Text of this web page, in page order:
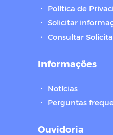
・ Política de
・ Solicitar
・ Consultar
Informações
・ Notícias
・ Perguntas
Ouvidoria